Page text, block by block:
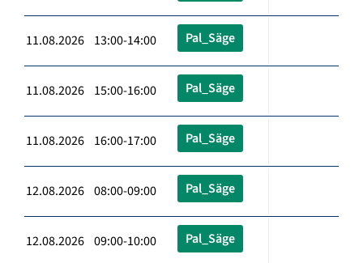
11.08.2026 13:00-14:00 Pal_Säge
11.08.2026 15:00-16:00 Pal_Säge
11.08.2026 16:00-17:00 Pal_Säge
12.08.2026 08:00-09:00 Pal_Säge
12.08.2026 09:00-10:00 Pal_Säge